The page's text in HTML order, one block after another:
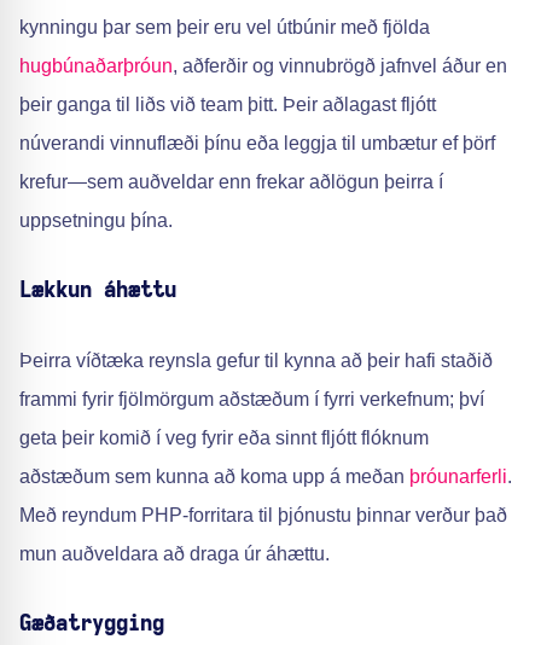
kynningu þar sem þeir eru vel útbúnir með fjölda
hugbúnaðarþróun, aðferðir og vinnubrögð jafnvel áður en
þeir ganga til liðs við team þitt. Þeir aðlagast fljótt
núverandi vinnuflæði þínu eða leggja til umbætur ef þörf
krefur—sem auðveldar enn frekar aðlögun þeirra í
uppsetningu þína.
Lækkun áhættu
Þeirra víðtæka reynsla gefur til kynna að þeir hafi staðið
frammi fyrir fjölmörgum aðstæðum í fyrri verkefnum; því
geta þeir komið í veg fyrir eða sinnt fljótt flóknum
aðstæðum sem kunna að koma upp á meðan þróunarferli.
Með reyndum PHP-forritara til þjónustu þinnar verður það
mun auðveldara að draga úr áhættu.
Gæðatrygging